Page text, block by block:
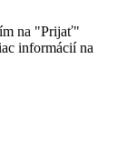
na "Prijať"
informácií na